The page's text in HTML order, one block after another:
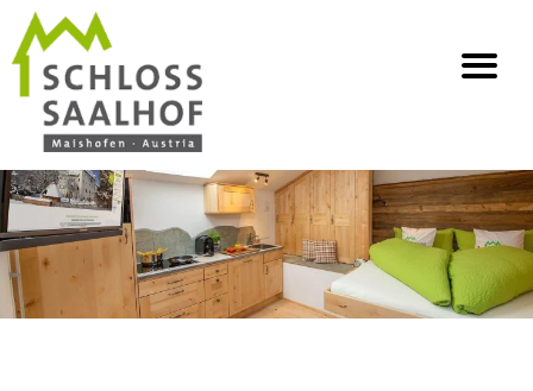
info@saalhof.at
Home Kontakt Ochrana dat v tiráži Sitemap